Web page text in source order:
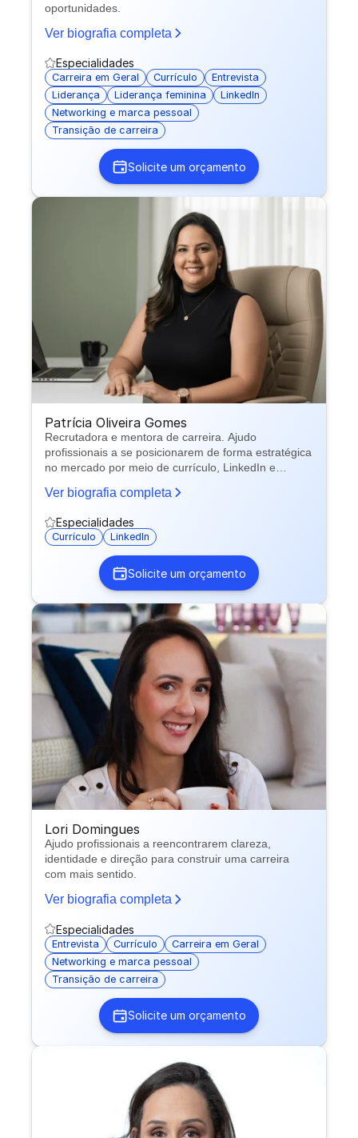
oportunidades.
Ver biografia completa
Especialidades
Carreira em Geral Currículo
Entrevista
Liderança
Liderança feminina
LinkedIn
Networking e marca pessoal
Transição de carreira
Solicite um orçamento
Patrícia Oliveira Gomes
Recrutadora e mentora de carreira. Ajudo
profissionais a se posicionarem de forma estratégica
no mercado por meio de currículo, LinkedIn e
Ver biografia completa
Especialidades
Currículo LinkedIn
Solicite um orçamento
Lori Domingues
Ajudo profissionais a reencontrarem clareza,
identidade e direção para construir uma carreira
com mais sentido.
Ver biografia completa
Especialidades
Entrevista Currículo
Carreira em Geral
Networking e marca pessoal
Transição de carreira
Solicite um orçamento